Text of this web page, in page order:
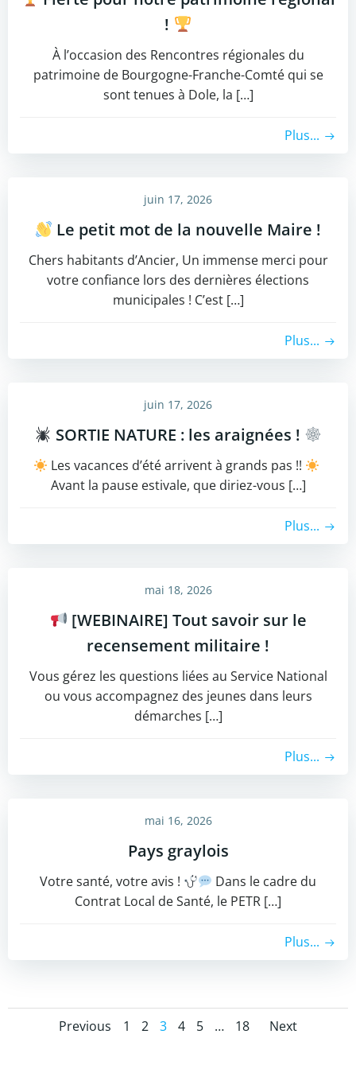
!
​À l’occasion des Rencontres régionales du
patrimoine de Bourgogne-Franche-Comté qui se
sont tenues à Dole, la […]
Plus...
juin 17, 2026
Le petit mot de la nouvelle Maire !
​Chers habitants d’Ancier, ​Un immense merci pour
votre confiance lors des dernières élections
municipales ! C’est […]
Plus...
juin 17, 2026
SORTIE NATURE : les araignées !
Les vacances d’été arrivent à grands pas !!
Avant la pause estivale, que diriez-vous […]
Plus...
mai 18, 2026
[WEBINAIRE] Tout savoir sur le
recensement militaire !
​Vous gérez les questions liées au Service National
ou vous accompagnez des jeunes dans leurs
démarches […]
Plus...
mai 16, 2026
Pays graylois
Votre santé, votre avis !
​Dans le cadre du
Contrat Local de Santé, le PETR […]
Plus...
Posts
Previous
Posts
Page
1 Page
2 Page
3 Page
4 Page
5 … Page
18
Posts
Next